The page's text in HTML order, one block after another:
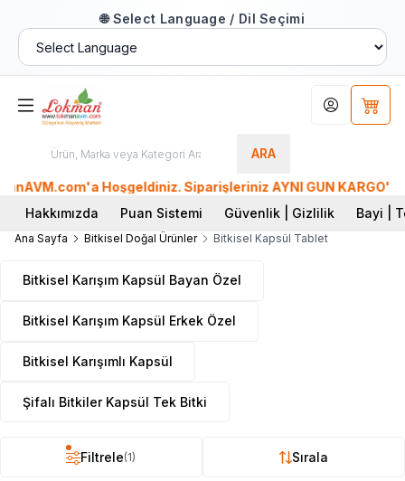
🌐 Select Language / Dil Seçimi
ARA
Hesabım
Hoşgeldiniz. Siparişleriniz AYNI GÜN KARGO'da.
Hakkımızda
Puan Sistemi Güvenlik | Gizlilik Bayi |
Ana Sayfa Bitkisel Doğal Ürünler Bitkisel Kapsül Tablet
Bitkisel Karışım Kapsül Bayan Özel
Bitkisel Karışım Kapsül Erkek Özel
Bitkisel Karışımlı Kapsül
Şifalı Bitkiler Kapsül Tek Bitki
Filtrele(1) Sırala